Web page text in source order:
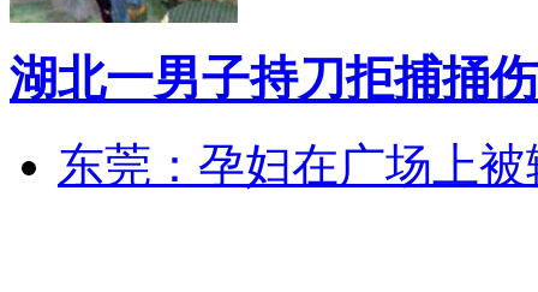
湖北一男子持刀拒捕捅
东莞：孕妇在广场上